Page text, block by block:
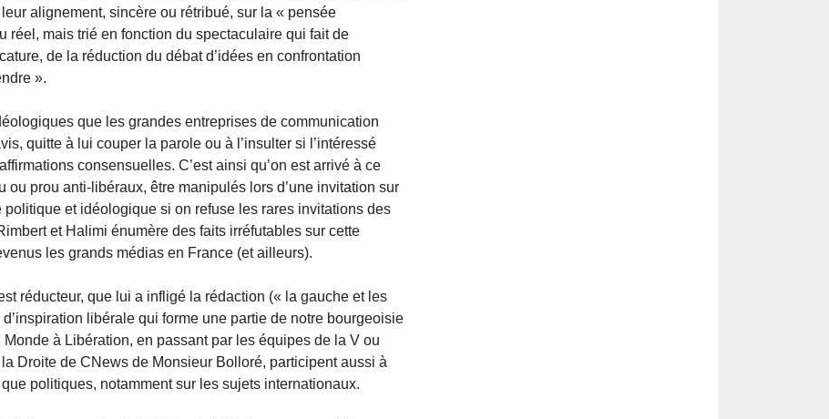
alignement, sincère ou rétribué, sur la « pensée
réel, mais trié en fonction du spectaculaire qui fait de
de la réduction du débat d’idées en confrontation
».
que les grandes entreprises de communication
quitte à lui couper la parole ou à l’insulter si l’intéressé
consensuelles. C’est ainsi qu’on est arrivé à ce
prou anti-libéraux, être manipulés lors d’une invitation sur
et idéologique si on refuse les rares invitations des
et Halimi énumère des faits irréfutables sur cette
les grands médias en France (et ailleurs).
réducteur, que lui a infligé la rédaction (« la gauche et les
libérale qui forme une partie de notre bourgeoisie
à Libération, en passant par les équipes de la V ou
Droite de CNews de Monsieur Bolloré, participent aussi à
politiques, notamment sur les sujets internationaux.